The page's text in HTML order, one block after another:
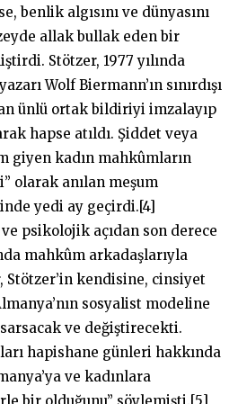
benlik algısını ve dünyasını
allak bullak eden bir
Stötzer, 1977 yılında
Wolf Biermann’ın sınırdışı
ünlü ortak bildiriyi imzalayıp
hapse atıldı. Şiddet veya
giyen kadın mahkûmların
olarak anılan meşum
yedi ay geçirdi.[4]
psikolojik açıdan son derece
mahkûm arkadaşlarıyla
Stötzer’in kendisine, cinsiyet
sosyalist modeline
ve değiştirecekti.
hapishane günleri hakkında
ve kadınlara